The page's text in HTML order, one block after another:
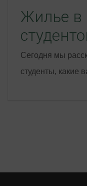
Жилье в
Сегодня мы
студенты, какие